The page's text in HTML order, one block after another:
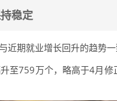
稳定
期就业增长回升的趋势一
759万个，略高于4月修